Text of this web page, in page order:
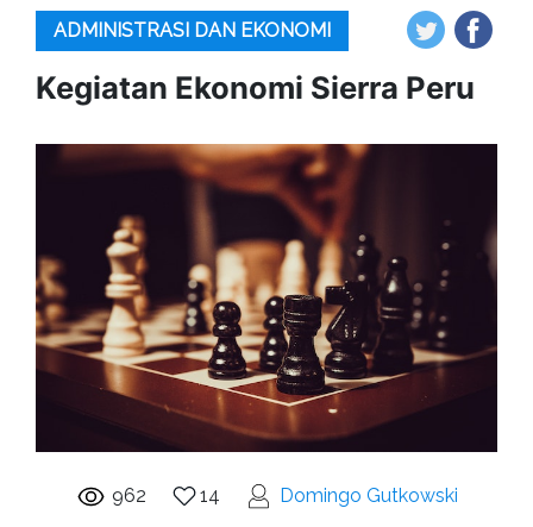
ADMINISTRASI DAN EKONOMI
Kegiatan Ekonomi Sierra Peru
962 14 Domingo Gutkowski